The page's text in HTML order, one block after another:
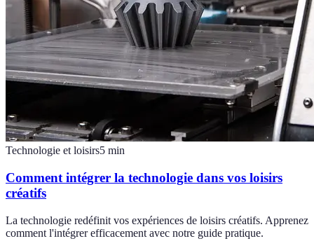
Technologie et loisirs5 min
Comment intégrer la technologie dans vos loisirs
créatifs
La technologie redéfinit vos expériences de loisirs créatifs. Apprenez
comment l'intégrer efficacement avec notre guide pratique.